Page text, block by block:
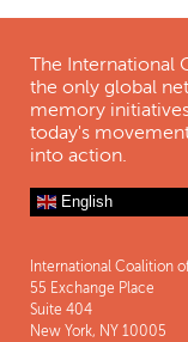
The International
the only global
memory
today's
into action.
English
International Coalition
55 Exchange Place
Suite 404
New York, NY 10005